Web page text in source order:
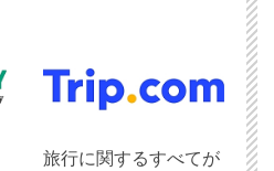
旅行に関するすべてが